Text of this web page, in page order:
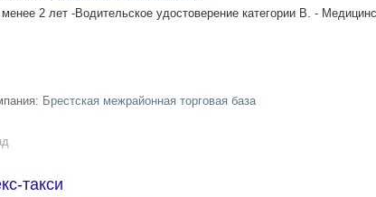
2 лет -Водительское удостоверение категории В. -
Брестская межрайонная торговая база
такси